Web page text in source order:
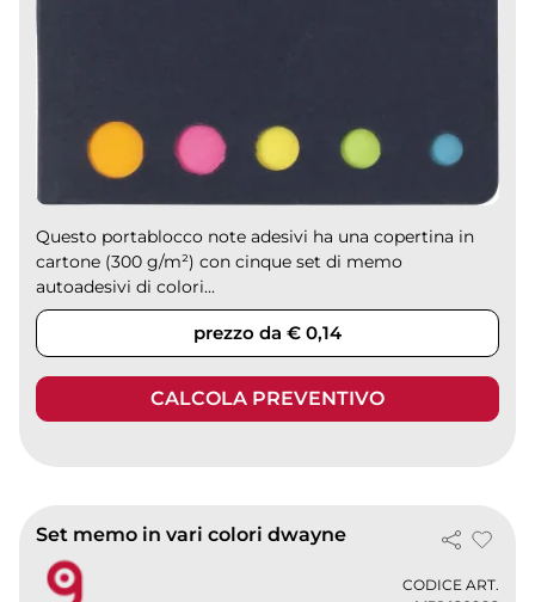
Questo portablocco note adesivi ha una copertina in
cartone (300 g/m²) con cinque set di memo
autoadesivi di colori...
prezzo da € 0,14
CALCOLA PREVENTIVO
Set memo in vari colori dwayne
CODICE ART.